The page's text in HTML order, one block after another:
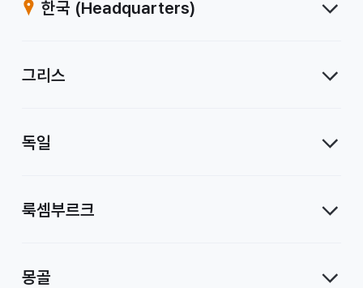
한국 (Headquarters)
그리스
독일
룩셈부르크
몽골